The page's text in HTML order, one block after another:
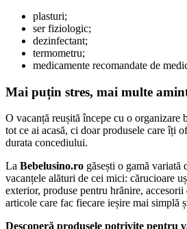
plasturi;
ser fiziologic;
dezinfectant;
termometru;
medicamente recomandate de
Mai puțin stres, mai multe
O vacanță reușită începe cu o organizare
tot ce ai acasă, ci doar produsele care îți
durata concediului.
La Bebelusino.ro găsești o gamă variată
vacanțele alături de cei mici: cărucioare
exterior, produse pentru hrănire,
articole care fac fiecare ieșire mai simplă
Descoperă produsele potrivite pentru